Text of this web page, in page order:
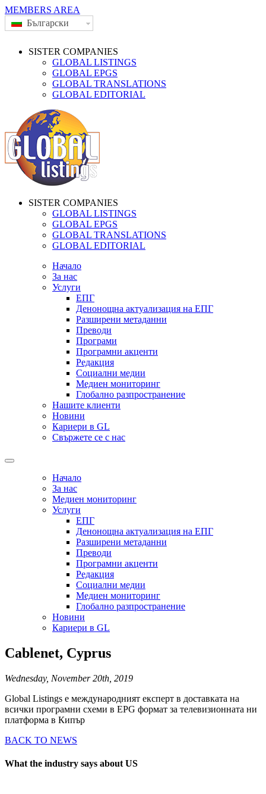
MEMBERS AREA
Български
SISTER COMPANIES
GLOBAL LISTINGS
GLOBAL EPGS
GLOBAL TRANSLATIONS
GLOBAL EDITORIAL
SISTER COMPANIES
GLOBAL LISTINGS
GLOBAL EPGS
GLOBAL TRANSLATIONS
GLOBAL EDITORIAL
Начало
За нас
Услуги
ЕПГ
Денонощна актуализация на ЕПГ
Разширени метаданни
Преводи
Програми
Програмни акценти
Редакция
Социални медии
Медиен мониторинг
Глобално разпространение
Нашите клиенти
Новини
Кариери в GL
Свържете се с нас
Начало
За нас
Медиен мониторинг
Услуги
ЕПГ
Денонощна актуализация на ЕПГ
Разширени метаданни
Преводи
Програмни акценти
Редакция
Социални медии
Медиен мониторинг
Глобално разпространение
Новини
Кариери в GL
Cablenet, Cyprus
Wednesday, November 20th, 2019
Global Listings е международният експерт в доставката на
всички програмни схеми в EPG формат за телевизионната ни
платформа в Кипър
BACK TO NEWS
What the industry says about US